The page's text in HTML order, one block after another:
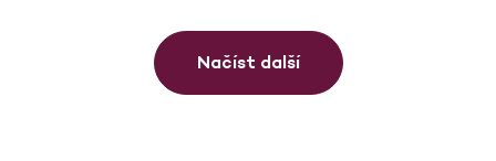
Načíst další